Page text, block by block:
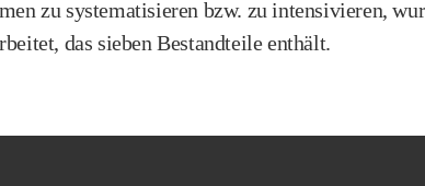
zu systematisieren bzw. zu intensivieren,
das sieben Bestandteile enthält.